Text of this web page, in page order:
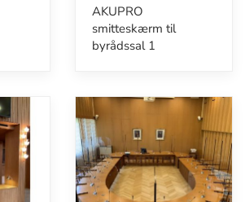
AKUPRO
smitteskærm til
byrådssal 1